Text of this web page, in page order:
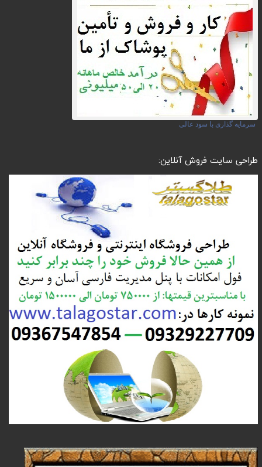
سرمایه گذاری با سود عالی
طراحی سایت فروش آنلاین: